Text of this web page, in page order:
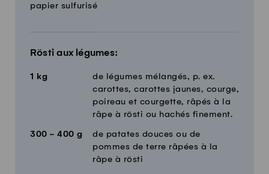
QuantitéIngrédients
papier sulfurisé
Rösti aux légumes:
1 kg
de légumes mélangés, p. ex.
carottes, carottes jaunes, courge,
poireau et courgette, râpés à la
râpe à rösti ou hachés finement.
300 - 400 g
de patates douces ou de
pommes de terre râpées à la
râpe à rösti